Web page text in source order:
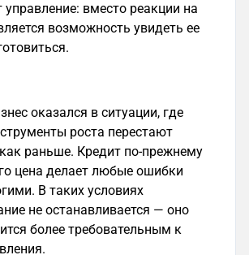
управление: вместо реакции на
возможность увидеть ее
оказался в ситуации, где
роста перестают
раньше. Кредит по-прежнему
цена делает любые ошибки
В таких условиях
не останавливается — оно
более требовательным к